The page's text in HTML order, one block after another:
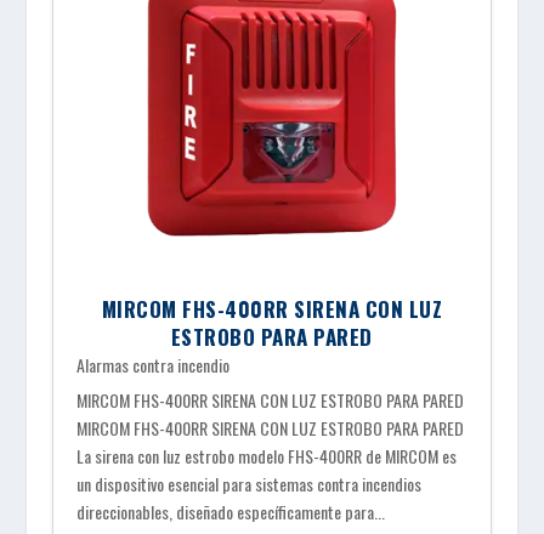
MIRCOM FHS-400RR SIRENA CON LUZ
ESTROBO PARA PARED
Alarmas contra incendio
MIRCOM FHS-400RR SIRENA CON LUZ ESTROBO PARA PARED
MIRCOM FHS-400RR SIRENA CON LUZ ESTROBO PARA PARED
La sirena con luz estrobo modelo FHS-400RR de MIRCOM es
un dispositivo esencial para sistemas contra incendios
direccionables, diseñado específicamente para...